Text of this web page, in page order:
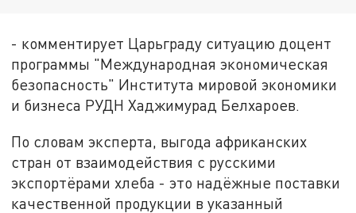
- комментирует Царьграду ситуацию доцент
программы "Международная экономическая
безопасность" Института мировой экономики
и бизнеса РУДН Хаджимурад Белхароев.
По словам эксперта, выгода африканских
стран от взаимодействия с русскими
экспортёрами хлеба - это надёжные поставки
качественной продукции в указанный